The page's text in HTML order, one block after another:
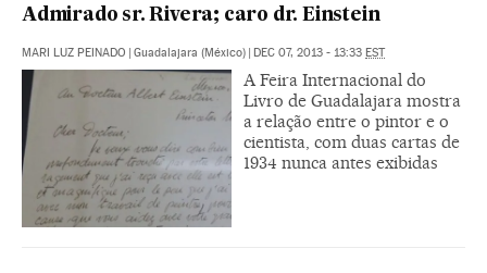
Admirado sr. Rivera; caro dr. Einstein
MARI LUZ PEINADO | Guadalajara (México) | DEC 07, 2013 - 13:33 EST
A Feira Internacional do
Livro de Guadalajara mostra
a relação entre o pintor e o
cientista, com duas cartas de
1934 nunca antes exibidas